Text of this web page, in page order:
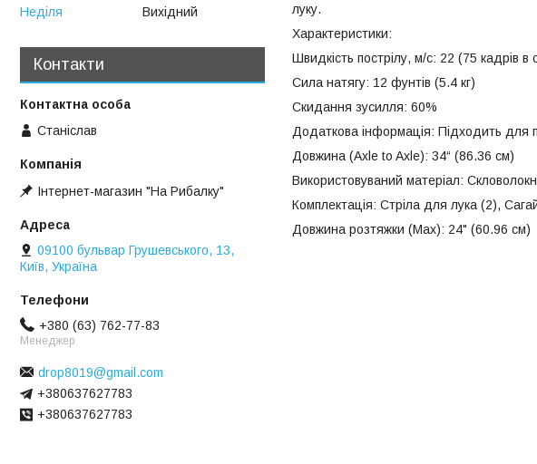
луку.
Характеристики:
Швидкість пострілу, м/с: 22 (75 кадрів в
Сила натягу: 12 фунтів (5.4 кг)
Скидання зусилля: 60%
Додаткова інформація: Підходить для
Довжина (Axle to Axle): 34“ (86.36 см)
Використовуваний матеріал:
Комплектація: Стріла для лука (2),
Довжина розтяжки (Max): 24" (60.96 см)
Неділя
Вихідний
Контакти
Станіслав
Інтернет-магазин "На Рибалку"
09100 бульвар Грушевського, 13,
Київ, Україна
+380 (63) 762-77-83
Менеджер
drop8019@gmail.com
+380637627783
+380637627783